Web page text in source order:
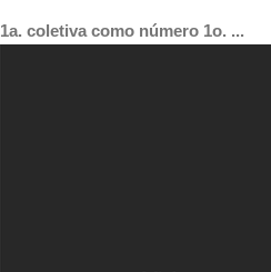
1a. coletiva como número 1o. ...